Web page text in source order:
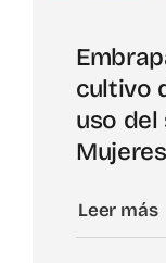
cultivo
uso del
Leer más